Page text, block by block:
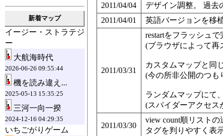
新着マップ
イージー・ストラテジ
ー
大航海時代
2026-06-26 09:55:44
機を読み違え...
2025-05-13 15:35:25
三河一向一揆
2024-12-16 04:29:35
いちごがりゲーム
2011/04/04
デザイン調整。 過去
2011/04/01
英語バージョンを移
2011/03/31
restartをフラッシュ
(ブラウザによって再
カスタムマップと同
(今の所非公開のつも
ランダムマップにて
(スパイダーアクセス
2011/03/30
view count順リストの
タグを判りやすく表